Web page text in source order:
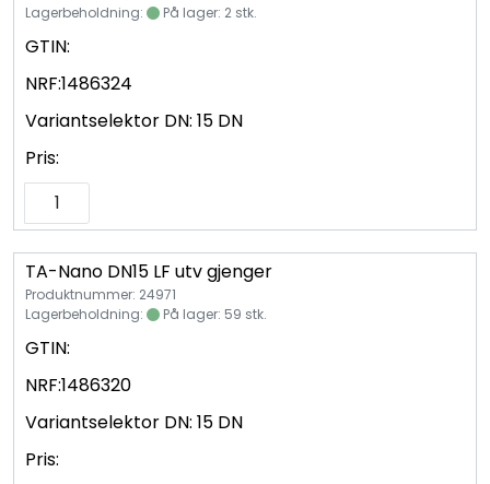
Lagerbeholdning:
På lager: 2 stk.
GTIN:
NRF:1486324
Variantselektor DN: 15 DN
Pris:
TA-Nano DN15 LF utv gjenger
Produktnummer: 24971
Lagerbeholdning:
På lager: 59 stk.
GTIN:
NRF:1486320
Variantselektor DN: 15 DN
Pris: